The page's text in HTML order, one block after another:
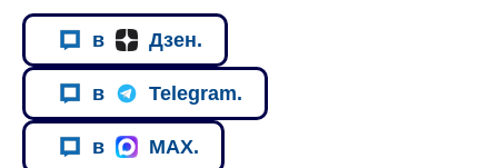
в Дзен.
в Telegram.
в MAX.